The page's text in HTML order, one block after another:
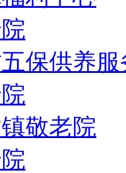
保供养
敬老院